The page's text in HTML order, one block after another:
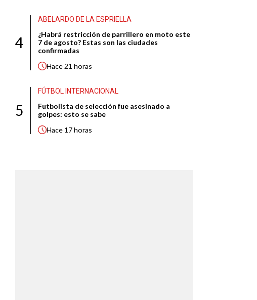
4
ABELARDO DE LA ESPRIELLA
¿Habrá restricción de parrillero en moto este
7 de agosto? Estas son las ciudades
confirmadas
Hace21 horas
5
FÚTBOL INTERNACIONAL
Futbolista de selección fue asesinado a
golpes: esto se sabe
Hace 17 horas